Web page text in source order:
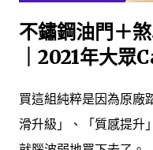
不鏽鋼油門＋
｜2021年大眾
買這組純粹是因為原廠
滑升級」、「質感提升